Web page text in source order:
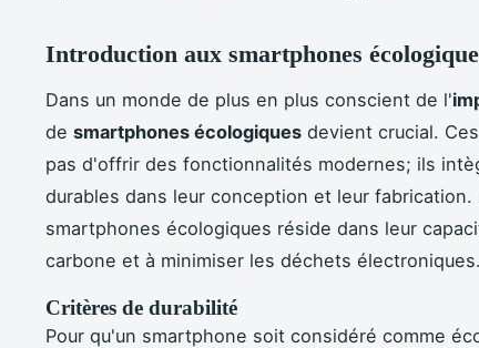
Introduction aux smartphones
Dans un monde de plus en plus conscient de l'
de smartphones écologiques devient crucial.
pas d'offrir des fonctionnalités modernes; ils
durables dans leur conception et leur
smartphones écologiques réside dans leur
carbone et à minimiser les déchets électroniques.
Critères de durabilité
Pour qu'un smartphone soit considéré comme